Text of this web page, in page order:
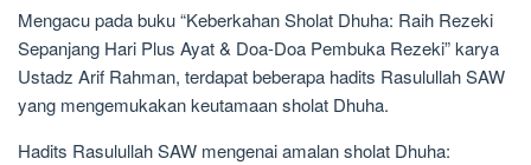
Mengacu pada buku “Keberkahan Sholat Dhuha: Raih Rezeki
Sepanjang Hari Plus Ayat & Doa-Doa Pembuka Rezeki” karya
Ustadz Arif Rahman, terdapat beberapa hadits Rasulullah SAW
yang mengemukakan keutamaan sholat Dhuha.
Hadits Rasulullah SAW mengenai amalan sholat Dhuha: